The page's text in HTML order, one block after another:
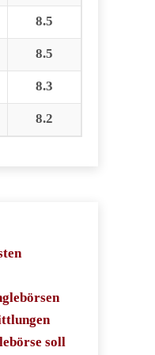
8.5
8.5
8.3
8.2
soll